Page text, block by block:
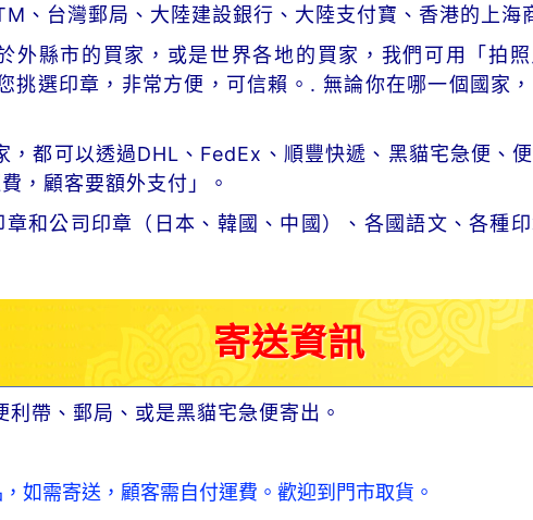
、台灣郵局、大陸建設銀行、大陸支付寶、香港的上
外縣市的買家，或是世界各地的買家，我們可用「拍
挑選印章，非常方便，可信賴。. 無論你在哪一個國家
，都可以透過DHL、FedEx、順豐快遞、黑貓宅急便、
，顧客要額外支付」。
章和公司印章（日本、韓國、中國）、各國語文、各種
寄送資訊
利帶、郵局、或是黑貓宅急便寄出。
如需寄送，顧客需自付運費。歡迎到門市取貨。